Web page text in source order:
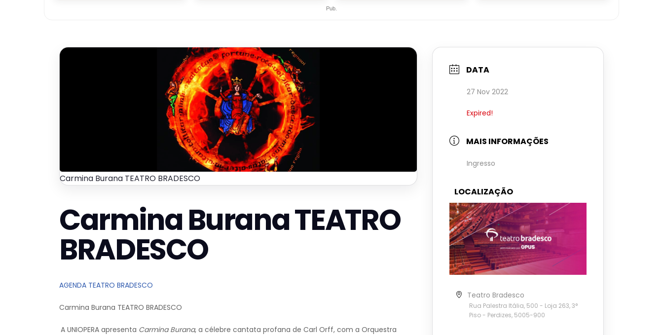
Pub.
Carmina Burana TEATRO BRADESCO
Carmina Burana TEATRO
BRADESCO
AGENDA TEATRO BRADESCO
Carmina Burana TEATRO BRADESCO
A UNIOPERA apresenta Carmina Burana, a célebre cantata profana de Carl Orff, com a Orquestra
DATA
27 Nov 2022
Expired!
MAIS INFORMAÇÕES
Ingresso
LOCALIZAÇÃO
Teatro Bradesco
Rua Palestra Itália, 500 - Loja 263, 3°
Piso - Perdizes, 5005-900